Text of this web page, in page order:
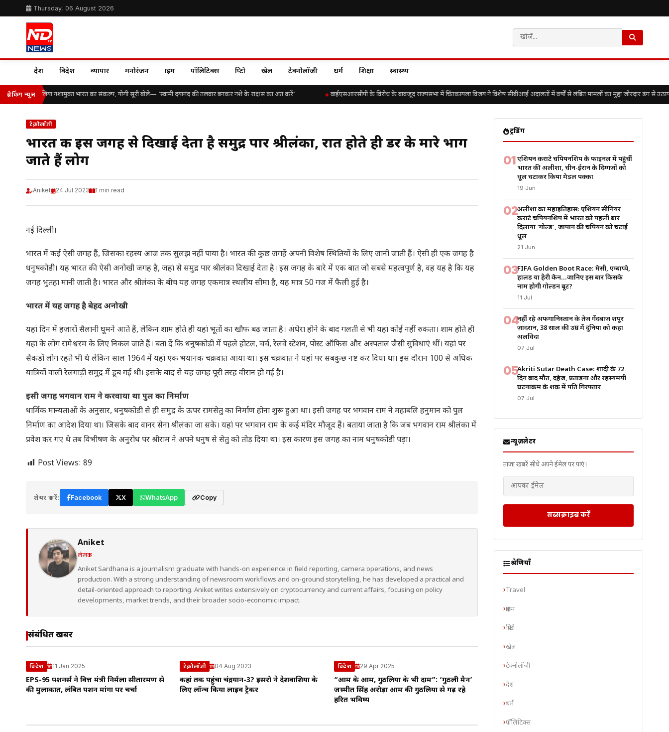
Thursday, 06 August 2026
देश विदेश व्यापार मनोरंजन क्राइम पॉलिटिक्स क्रिप्टो खेल टेक्नोलॉजी धर्म शिक्षा स्वास्थ्य
ब्रेकिंग न्यूज़
विद्यार्थियों ने लिया नशामुक्त भारत का संकल्प, योगी सूरी बोले— ‘स्वामी दयानंद की तलवार बनकर नशे के राक्षस का अंत करें’ वाईएसआरसीपी के विरोध के बावजूद राज्यसभा में चिंतकायला विजय ने विशेष सीबीआई अदालतों में वर्षों से लंबित मामलों का मुद्दा जोरदार ढंग से उठाया
टेक्नोलॉजी
भारत की इस जगह से दिखाई देता है समुद्र पार श्रीलंका, रात होते ही डर के मारे भाग
जाते हैं लोग
Aniket 24 Jul 2023 1 min read
नई दिल्ली।
भारत में कई ऐसी जगह हैं, जिसका रहस्य आज तक सुलझ नहीं पाया है। भारत की कुछ जगहें अपनी विशेष स्थितियों के लिए जानी जाती हैं। ऐसी ही एक जगह है
धनुषकोडी। यह भारत की ऐसी अनोखी जगह है, जहां से समुद्र पार श्रीलंका दिखाई देता है। इस जगह के बारे में एक बात जो सबसे महत्वपूर्ण है, वह यह है कि यह
जगह भुतहा मानी जाती है। भारत और श्रीलंका के बीच यह जगह एकमात्र स्थलीय सीमा है, यह मात्र 50 गज में फैली हुई है।
भारत में यह जगह है बेहद अनोखी
यहां दिन में हजारों सैलानी घूमने आते हैं, लेकिन शाम होते ही यहां भूतों का खौफ बढ़ जाता है। अंधेरा होने के बाद गलती से भी यहां कोई नहीं रुकता। शाम होते ही
यहां के लोग रामेश्वरम के लिए निकल जाते हैं। बता दें कि धनुषकोडी में पहले होटल, चर्च, रेलवे स्टेशन, पोस्ट ऑफिस और अस्पताल जैसी सुविधाएं थीं। यहां पर
सैकड़ों लोग रहते भी थे लेकिन साल 1964 में यहां एक भयानक चक्रवात आया था। इस चक्रवात ने यहां पर सबकुछ नष्ट कर दिया था। इस दौरान 100 से अधिक
यात्रियों वाली रेलगाड़ी समुद्र में डूब गई थी। इसके बाद से यह जगह पूरी तरह वीरान हो गई है।
इसी जगह भगवान राम ने करवाया था पुल का निर्माण
धार्मिक मान्यताओं के अनुसार, धनुषकोडी से ही समुद्र के ऊपर रामसेतु का निर्माण होना शुरू हुआ था। इसी जगह पर भगवान राम ने महाबलि हनुमान को पुल
निर्माण का आदेश दिया था। जिसके बाद वानर सेना श्रीलंका जा सके। यहां पर भगवान राम के कई मंदिर मौजूद हैं। बताया जाता है कि जब भगवान राम श्रीलंका में
प्रवेश कर गए थे तब विभीषण के अनुरोध पर श्रीराम ने अपने धनुष से सेतु को तोड़ दिया था। इस कारण इस जगह का नाम धनुषकोडी पड़ा।
Post Views: 89
शेयर करें: Facebook X WhatsApp Copy
Aniket
लेखक
Aniket Sardhana is a journalism graduate with hands-on experience in field reporting, camera operations, and news
production. With a strong understanding of newsroom workflows and on-ground storytelling, he has developed a practical and
detail-oriented approach to reporting. Aniket writes extensively on cryptocurrency and current affairs, focusing on policy
developments, market trends, and their broader socio-economic impact.
संबंधित खबरें
विदेश 11 Jan 2025
EPS-95 पेंशनर्स ने वित्त मंत्री निर्मला सीतारमण से
की मुलाकात, लंबित पेंशन मांगों पर चर्चा
टेक्नोलॉजी 04 Aug 2023
कहां तक पहुंचा चंद्रयान-3? इसरो ने देशवाशियों के
लिए लॉन्च किया लाइव ट्रैकर
विदेश 29 Apr 2025
“आम के आम, गुठलियों के भी दाम”: ‘गुठली मैन’
जस्मीत सिंह अरोड़ा आम की गुठलियों से गढ़ रहे
हरित भविष्य
ट्रेंडिंग
01एशियन कराटे चैंपियनशिप के फाइनल में पहुंचीं
भारत की अलीशा, चीन-ईरान के दिग्गजों को
धूल चटाकर किया मेडल पक्का
19 Jun
02अलीशा का महाइतिहास: एशियन सीनियर
कराटे चैंपियनशिप में भारत को पहली बार
दिलाया ‘गोल्ड’, जापान की चैंपियन को चटाई
धूल
21 Jun
03FIFA Golden Boot Race: मेसी, एम्बाप्पे,
हालैंड या हैरी केन…जानिए इस बार किसके
नाम होगी गोल्डन बूट?
11 Jul
04नहीं रहे अफगानिस्तान के तेज गेंदबाज शपूर
ज़ादरान, 38 साल की उम्र में दुनिया को कहा
अलविदा
07 Jul
05Akriti Sutar Death Case: शादी के 72
दिन बाद मौत, दहेज, प्रताड़ना और रहस्यमयी
घटनाक्रम के शक में पति गिरफ्तार
07 Jul
न्यूज़लेटर
ताज़ा खबरें सीधे अपने ईमेल पर पाएं।
सब्सक्राइब करें
श्रेणियाँ
Travel
क्राइम
क्रिप्टो
खेल
टेक्नोलॉजी
देश
धर्म
पॉलिटिक्स